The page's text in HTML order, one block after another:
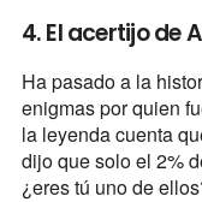
4. El acertijo de
Ha pasado a la
enigmas por quien
la leyenda cuenta
dijo que solo el 2%
¿eres tú uno de